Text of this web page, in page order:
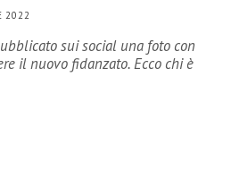
2022
sui social una foto con
il nuovo fidanzato. Ecco chi è